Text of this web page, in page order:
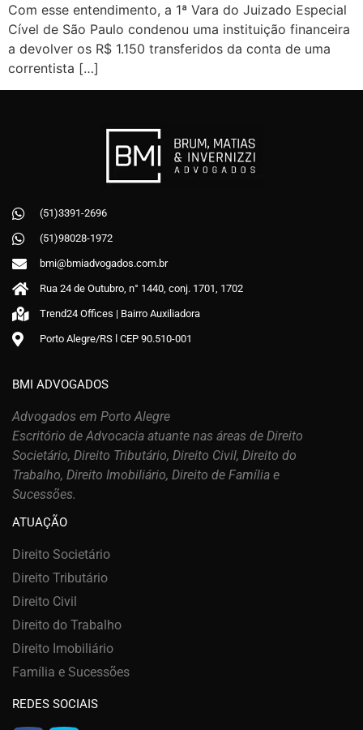
Com esse entendimento, a 1ª Vara do Juizado Especial
Cível de São Paulo condenou uma instituição financeira
a devolver os R$ 1.150 transferidos da conta de uma
correntista […]
(51)3391-2696
(51)98028-1972
bmi@bmiadvogados.com.br
Rua 24 de Outubro, n° 1440, conj. 1701, 1702
Trend24 Offices | Bairro Auxiliadora
Porto Alegre/RS ǀ CEP 90.510-001
BMI ADVOGADOS
Advogados em Porto Alegre
Escritório de Advocacia atuante nas áreas de Direito
Societário, Direito Tributário, Direito Civil, Direito do
Trabalho, Direito Imobiliário, Direito de Família e
Sucessões.
ATUAÇÃO
Direito Societário
Direito Tributário
Direito Civil
Direito do Trabalho
Direito Imobiliário
Família e Sucessões
REDES SOCIAIS